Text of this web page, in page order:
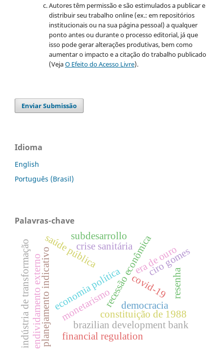
Autores têm permissão e são estimulados a publicar e
distribuir seu trabalho online (ex.: em repositórios
institucionais ou na sua página pessoal) a qualquer
ponto antes ou durante o processo editorial, já que
isso pode gerar alterações produtivas, bem como
aumentar o impacto e a citação do trabalho publicado
(VejaO Efeito do Acesso Livre).
Enviar Submissão
Idioma
English
Português (Brasil)
Palavras-chave
constituição de 1988
economia política
planejamento indicativo
endividamento externo recessão econômica
covid-19
saúde pública
monetarismo
era de ouro
crise sanitária
brazilian development bank
financial regulation
indústria de transformação democracia
ciro gomes
subdesarrollo
resenha